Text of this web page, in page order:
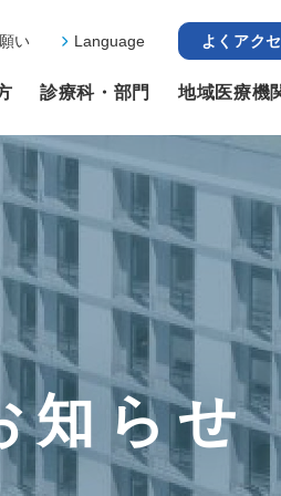
い Language よくアク
診療科・部門 地域医療機
知らせ